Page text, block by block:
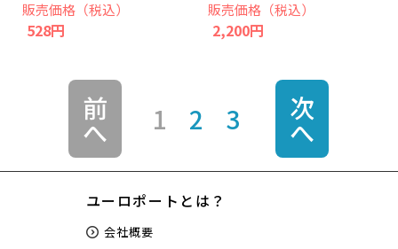
販売価格（税込）
528円
販売価格（税込）
2,200円
前
へ 1 2 3 次
へ
ユーロポートとは？
会社概要